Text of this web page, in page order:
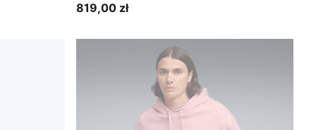
819,00 zł